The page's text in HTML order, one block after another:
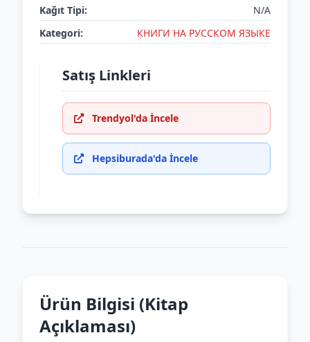
Kağıt Tipi:
N/A
Kategori:
КНИГИ НА РУССКОМ ЯЗЫКЕ
Satış Linkleri
Trendyol'da İncele
Hepsiburada'da İncele
Ürün Bilgisi (Kitap
Açıklaması)